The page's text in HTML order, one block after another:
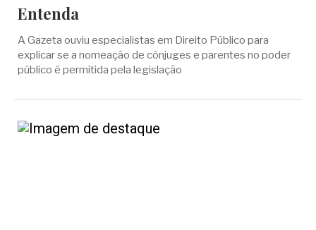
Entenda
A Gazeta ouviu especialistas em Direito Público para
explicar se a nomeação de cônjuges e parentes no poder
público é permitida pela legislação